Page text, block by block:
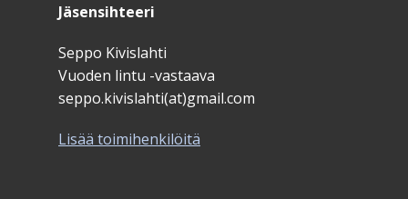
Jäsensihteeri
Seppo Kivislahti
Vuoden lintu -vastaava
seppo.kivislahti(at)gmail.com
Lisää toimihenkilöitä